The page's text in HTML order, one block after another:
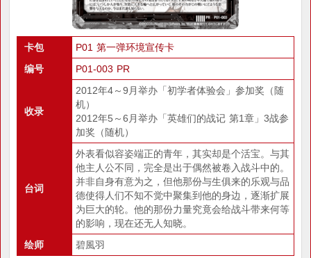
卡包
P01 第一弹环境宣传卡
编号
P01-003 PR
收录
2012年4～9月举办「初学者体验会」参加奖（随
机）
2012年5～6月举办「英雄们的战记 第1章」3战参
加奖（随机）
台词
外表看似容姿端正的青年，其实却是个活宝。与其
他主人公不同，完全是出于偶然被卷入战斗中的。
并非自身有意为之，但他那份与生俱来的乐观与品
德使得人们不知不觉中聚集到他的身边，逐渐扩展
为巨大的轮。他的那份力量究竟会给战斗带来何等
的影响，现在还无人知晓。
绘师
碧風羽